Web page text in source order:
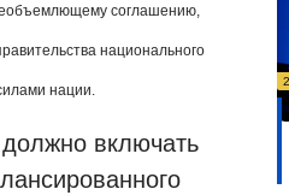
соглашению,
национального
нации.
включать